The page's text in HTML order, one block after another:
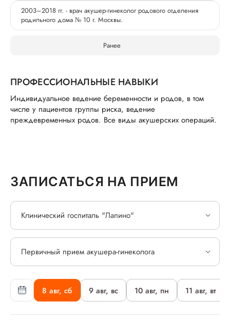
2003–2018 гг. - врач акушер-гинеколог родового отделения
родильного дома № 10 г. Москвы.
Ранее
ПРОФЕССИОНАЛЬНЫЕ НАВЫКИ
Индивидуальное ведение беременности и родов, в том
числе у пациентов группы риска, ведение
преждевременных родов. Все виды акушерских операций.
ЗАПИСАТЬСЯ НА ПРИЕМ
8 авг, сб 9 авг, вс 10 авг, пн 11 авг, вт
Клинический госпиталь "Лапино"
Первичный прием акушера-гинеколога